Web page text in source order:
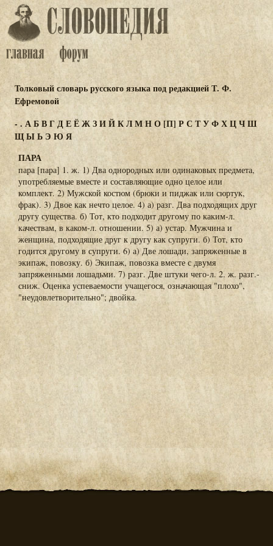
Толковый словарь русского языка под редакцией Т. Ф.
Ефремовой
- . АБВГДЕЁЖЗИЙКЛМНО[П] РС ТУФХЦЧШ
ЩЫЬЭ ЮЯ
ПАРА
пара [пара] 1. ж. 1) Два однородных или одинаковых предмета,
употребляемые вместе и составляющие одно целое или
комплект. 2) Мужской костюм (брюки и пиджак или сюртук,
фрак). 3) Двое как нечто целое. 4) а) разг. Два подходящих друг
другу существа. б) Тот, кто подходит другому по каким-л.
качествам, в каком-л. отношении. 5) а) устар. Мужчина и
женщина, подходящие друг к другу как супруги. б) Тот, кто
годится другому в супруги. 6) а) Две лошади, запряженные в
экипаж, повозку. б) Экипаж, повозка вместе с двумя
запряженными лошадьми. 7) разг. Две штуки чего-л. 2. ж. разг.-
сниж. Оценка успеваемости учащегося, означающая "плохо",
"неудовлетворительно"; двойка.